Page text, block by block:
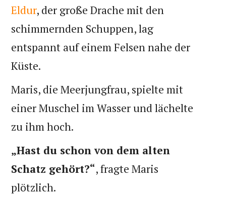
Eldur, der große Drache mit den
schimmernden Schuppen, lag
entspannt auf einem Felsen nahe der
Küste.
Maris, die Meerjungfrau, spielte mit
einer Muschel im Wasser und lächelte
zu ihm hoch.
„Hast du schon von dem alten
Schatz gehört?“, fragte Maris
plötzlich.